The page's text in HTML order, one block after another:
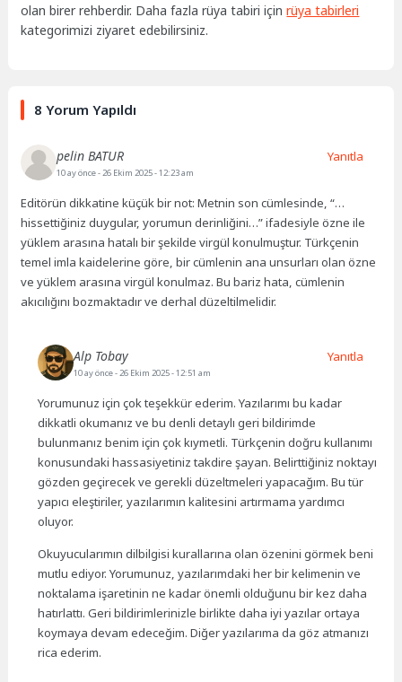
olan birer rehberdir. Daha fazla rüya tabiri içinrüya tabirleri
kategorimizi ziyaret edebilirsiniz.
8 Yorum Yapıldı
pelin BATUR
10 ay önce- 26 Ekim 2025 - 12:23 am
Editörün dikkatine küçük bir not: Metnin son cümlesinde, “…
hissettiğiniz duygular, yorumun derinliğini…” ifadesiyle özne ile
yüklem arasına hatalı bir şekilde virgül konulmuştur. Türkçenin
temel imla kaidelerine göre, bir cümlenin ana unsurları olan özne
ve yüklem arasına virgül konulmaz. Bu bariz hata, cümlenin
akıcılığını bozmaktadır ve derhal düzeltilmelidir.
Yanıtla
Alp Tobay
10 ay önce- 26 Ekim 2025 - 12:51 am
Yorumunuz için çok teşekkür ederim. Yazılarımı bu kadar
dikkatli okumanız ve bu denli detaylı geri bildirimde
bulunmanız benim için çok kıymetli. Türkçenin doğru kullanımı
konusundaki hassasiyetiniz takdire şayan. Belirttiğiniz noktayı
gözden geçirecek ve gerekli düzeltmeleri yapacağım. Bu tür
yapıcı eleştiriler, yazılarımın kalitesini artırmama yardımcı
oluyor.
Okuyucularımın dilbilgisi kurallarına olan özenini görmek beni
mutlu ediyor. Yorumunuz, yazılarımdaki her bir kelimenin ve
noktalama işaretinin ne kadar önemli olduğunu bir kez daha
hatırlattı. Geri bildirimlerinizle birlikte daha iyi yazılar ortaya
koymaya devam edeceğim. Diğer yazılarıma da göz atmanızı
rica ederim.
Yanıtla